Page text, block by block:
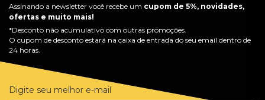
Assinando a newsletter você recebe um cupom de 5%, novidades,
ofertas e muito mais!
*Desconto não acumulativo com outras promoções.
O cupom de desconto estará na caixa de entrada do seu email dentro de
24 horas.
Digite seu melhor e-mail